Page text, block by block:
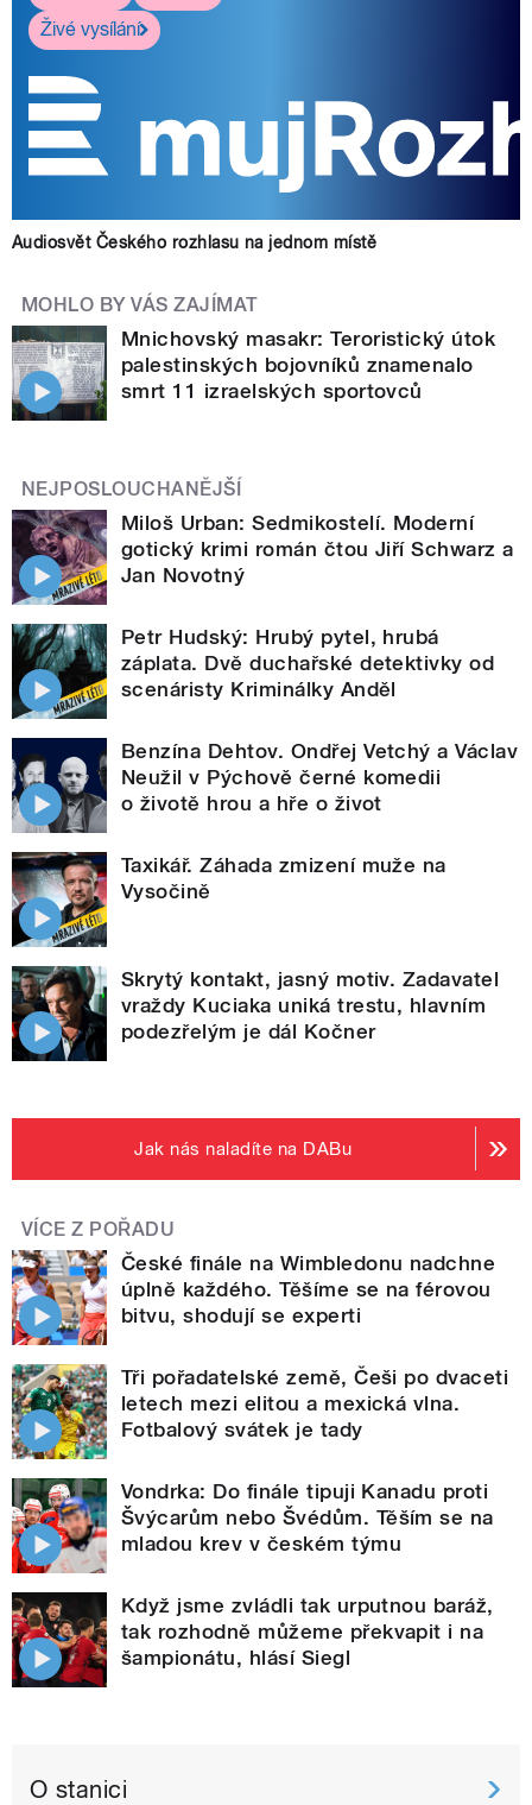
Živé vysílání
Audiosvět Českého rozhlasu na jednom místě
MOHLO BY VÁS ZAJÍMAT
Mnichovský masakr: Teroristický útok
palestinských bojovníků znamenalo
smrt 11 izraelských sportovců
NEJPOSLOUCHANĚJŠÍ
Miloš Urban: Sedmikostelí. Moderní
gotický krimi román čtou Jiří Schwarz a
Jan Novotný
Petr Hudský: Hrubý pytel, hrubá
záplata. Dvě duchařské detektivky od
scenáristy Kriminálky Anděl
Benzína Dehtov. Ondřej Vetchý a Václav
Neužil v Pýchově černé komedii
o životě hrou a hře o život
Taxikář. Záhada zmizení muže na
Vysočině
Skrytý kontakt, jasný motiv. Zadavatel
vraždy Kuciaka uniká trestu, hlavním
podezřelým je dál Kočner
Jak nás naladíte na DABu
VÍCE Z POŘADU
České finále na Wimbledonu nadchne
úplně každého. Těšíme se na férovou
bitvu, shodují se experti
Tři pořadatelské země, Češi po dvaceti
letech mezi elitou a mexická vlna.
Fotbalový svátek je tady
Vondrka: Do finále tipuji Kanadu proti
Švýcarům nebo Švédům. Těším se na
mladou krev v českém týmu
Když jsme zvládli tak urputnou baráž,
tak rozhodně můžeme překvapit i na
šampionátu, hlásí Siegl
O stanici